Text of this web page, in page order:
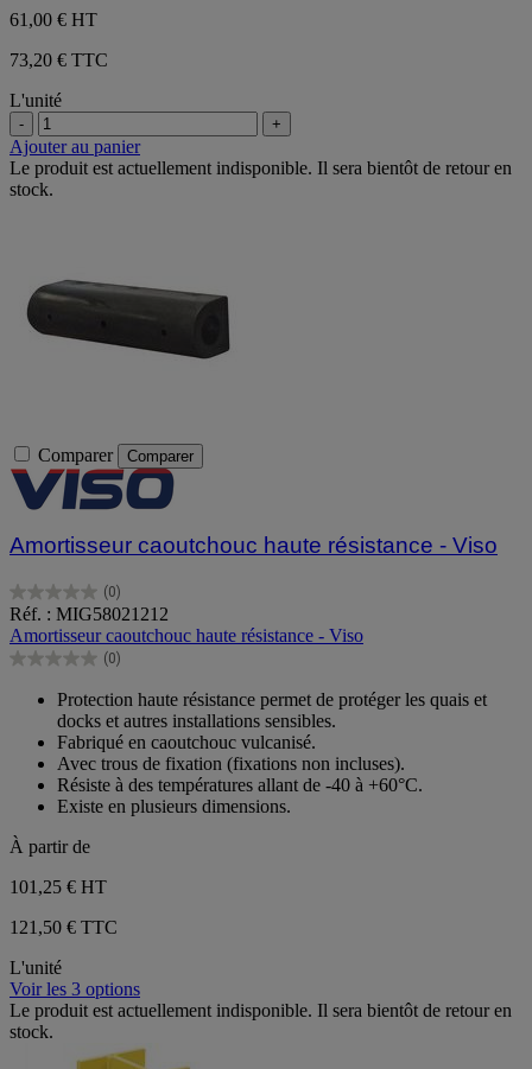
61,00 € HT
73,20 € TTC
L'unité
- +
Ajouter au panier
Le produit est actuellement indisponible. Il sera bientôt de retour en
stock.
Comparer Comparer
Amortisseur caoutchouc haute résistance - Viso
(0)
0.0
sur
5
étoiles.
Réf. : MIG58021212
Amortisseur caoutchouc haute résistance - Viso
(0)
0.0
étoiles.
Protection haute résistance permet de protéger les quais et
docks et autres installations sensibles.
Fabriqué en caoutchouc vulcanisé.
Avec trous de fixation (fixations non incluses).
Résiste à des températures allant de -40 à +60°C.
Existe en plusieurs dimensions.
À partir de
101,25 € HT
121,50 € TTC
L'unité
Voir les 3 options
Le produit est actuellement indisponible. Il sera bientôt de retour en
stock.